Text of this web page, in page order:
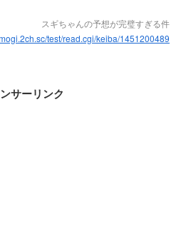
スギちゃんの予想が完璧すぎる件
test/read.cgi/keiba/1451200489
サーリンク